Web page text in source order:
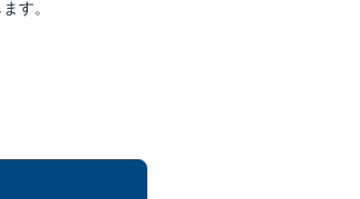
す。